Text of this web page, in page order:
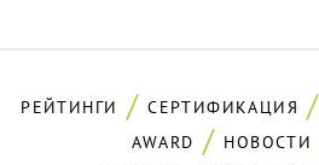
РЕЙТИНГИ СЕРТИФИКАЦИЯ
AWARD
НОВОСТИ